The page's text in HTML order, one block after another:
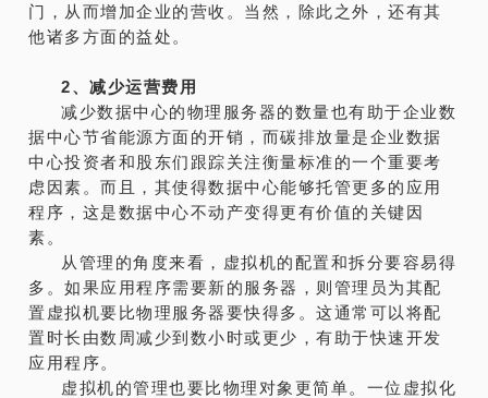
门，从而增加企业的营收。当然，除此之外，还有其
他诸多方面的益处。
2、减少运营费用
减少数据中心的物理服务器的数量也有助于企业数
据中心节省能源方面的开销，而碳排放量是企业数据
中心投资者和股东们跟踪关注衡量标准的一个重要考
虑因素。而且，其使得数据中心能够托管更多的应用
程序，这是数据中心不动产变得更有价值的关键因
素。
从管理的角度来看，虚拟机的配置和拆分要容易得
多。如果应用程序需要新的服务器，则管理员为其配
置虚拟机要比物理服务器要快得多。这通常可以将配
置时长由数周减少到数小时或更少，有助于快速开发
应用程序。
虚拟机的管理也要比物理对象更简单。一位虚拟化